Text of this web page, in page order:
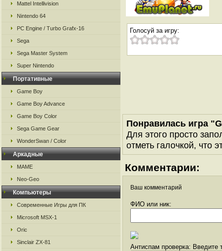
Mattel Intellivision
Nintendo 64
PC Engine / Turbo Grafx-16
Sega
Sega Master System
Super Nintendo
Портативные
Game Boy
Game Boy Advance
Game Boy Color
Sega Game Gear
WonderSwan / Color
Аркадные
MAME
Neo-Geo
Компьютеры
Современные Игры для ПК
Microsoft MSX-1
Oric
Sinclair ZX-81
Голосуй за игру:
Понравилась игра
Для этого просто
отметь галочкой, что
Комментарии:
Ваш комментарий
ФИО или ник:
Антиспам проверка: Введите